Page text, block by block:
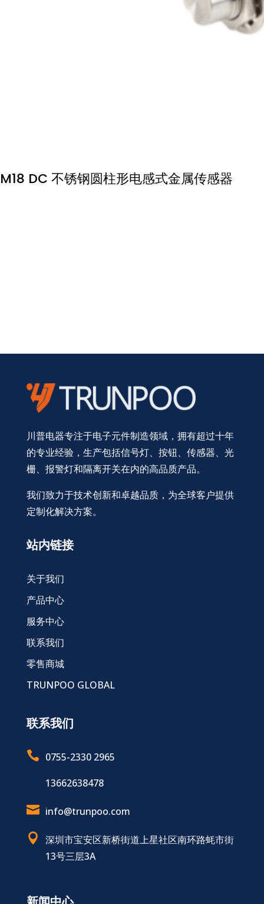
M18 DC 不锈钢圆柱形电感式金属传感器
川普电器专注于电子元件制造领域，拥有超过十年
的专业经验，生产包括信号灯、按钮、传感器、光
栅、报警灯和隔离开关在内的高品质产品。
我们致力于技术创新和卓越品质，为全球客户提供
定制化解决方案。
站内链接
关于我们
产品中心
服务中心
联系我们
零售商城
TRUNPOO GLOBAL
联系我们
 0755-2330 2965
13662638478
 info@trunpoo.com
 深圳市宝安区新桥街道上星社区南环路蚝市街
13号三层3A